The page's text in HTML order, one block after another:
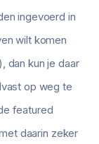
ingevoerd in
wilt komen
dan kun je daar
op weg te
featured
daarin zeker